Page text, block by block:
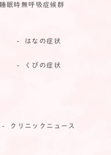
睡眠時無呼吸症候群
はなの症状
くびの症状
クリニックニュース